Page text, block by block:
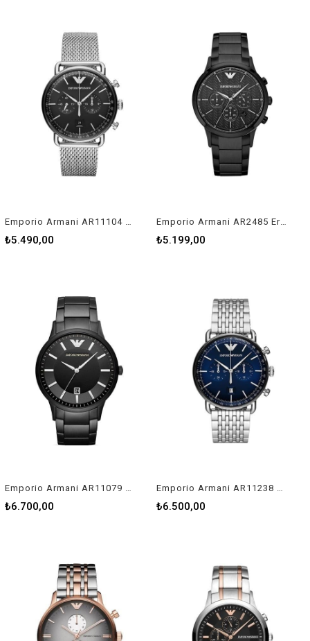
₺5.490,00 ₺5.199,00
Emporio Armani AR11079 Erkek Kol Saati
₺6.700,00
Emporio Armani AR11238 Erkek Kol Saati
₺6.500,00